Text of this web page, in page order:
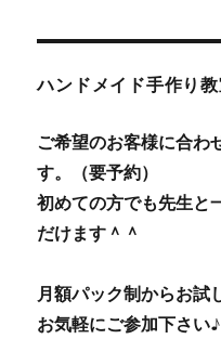
ハンドメイド手作り
ご希望のお客様に合わ
す。（要予約）
初めての方でも先生と
だけます＾＾
月額パック制からお試
お気軽にご参加下さい♪